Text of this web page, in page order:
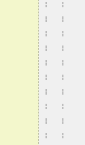
¦   ¦
¦   ¦
¦   ¦
¦   ¦
¦   ¦
¦   ¦
¦   ¦
¦   ¦
¦   ¦
¦   ¦